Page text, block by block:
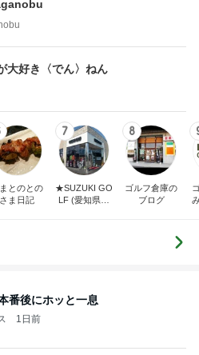
大好き〈でん〉ねん
とのとの
さま日記
7
★SUZUKI GO
LF (愛知県半
8
ゴルフ倉庫の
ブログ
番後にホッと一息
1日前